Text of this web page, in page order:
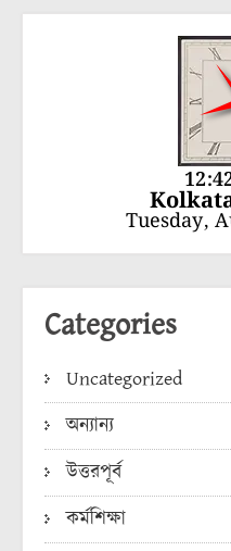
Tuesday,
Categories
Uncategorized
অন্যান্য
উত্তরপূর্ব
কর্মশিক্ষা